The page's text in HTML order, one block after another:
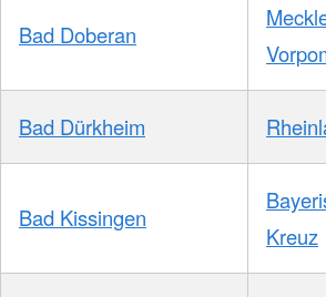
Bad Doberan
Bad Dürkheim
Bad Kissingen
Kreuz